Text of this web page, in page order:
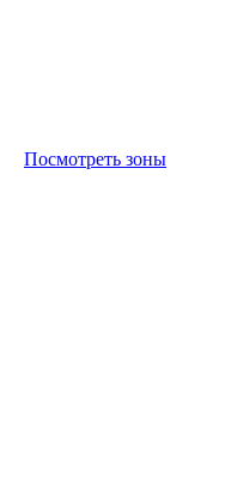
Посмотреть зоны